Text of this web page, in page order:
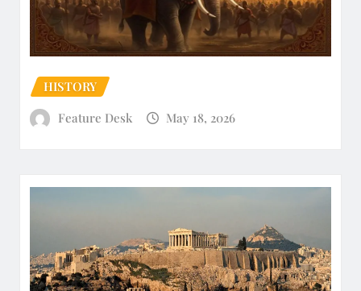
HISTORY
Feature Desk
May 18, 2026